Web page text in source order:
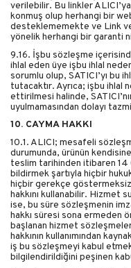
verilebilir. Bu linkler ALICI’ya
konmuş olup herhangi bir
desteklememekte ve Link
yönelik herhangi bir garanti
9.16. İşbu sözleşme
ihlal eden üye işbu ihlal
sorumlu olup, SATICI’yı bu
tutacaktır. Ayrıca; işbu ihlal
ettirilmesi halinde,
uyulmamasından dolayı
10. CAYMA HAKKI
10.1. ALICI; mesafeli
durumunda, ürünün
teslim tarihinden itibaren 14
bildirmek şartıyla hiçbir
hiçbir gerekçe
hakkını kullanabilir. Hizmet
ise, bu süre sözleşmenin
hakkı süresi sona ermeden
başlanan hizmet
hakkının kullanımından
iş bu sözleşmeyi kabul
bilgilendirildiğini peşinen